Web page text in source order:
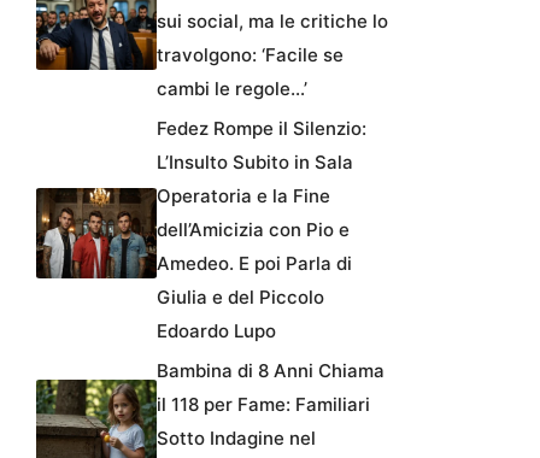
sui social, ma le critiche lo
travolgono: ‘Facile se
cambi le regole…’
Fedez Rompe il Silenzio:
L’Insulto Subito in Sala
Operatoria e la Fine
dell’Amicizia con Pio e
Amedeo. E poi Parla di
Giulia e del Piccolo
Edoardo Lupo
Bambina di 8 Anni Chiama
il 118 per Fame: Familiari
Sotto Indagine nel